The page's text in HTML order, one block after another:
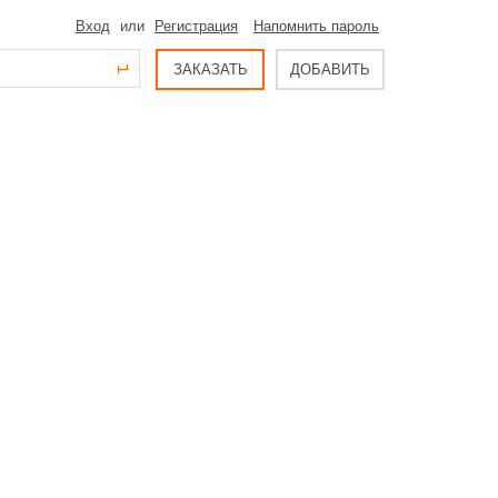
Вход или Регистрация Напомнить пароль
ЗАКАЗАТЬ ДОБАВИТЬ